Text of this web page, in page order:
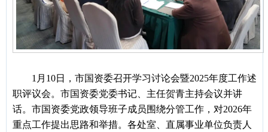
1月10日，市国资委召开学习讨论会暨2025年度工作述
职评议会。市国资委党委书记、主任贺青主持会议并讲
话。市国资委党政领导班子成员围绕分管工作，对2026年
重点工作提出思路和举措。各处室、直属事业单位负责人